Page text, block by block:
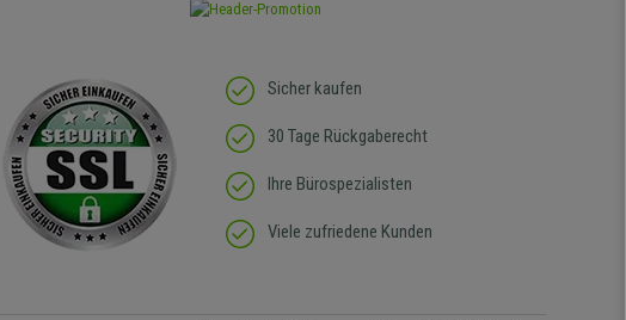
Sicher kaufen
30 Tage Rückgaberecht
Ihre Bürospezialisten
Viele zufriedene Kunden